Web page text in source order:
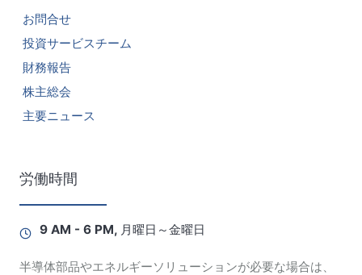
お問合せ
投資サービスチーム
財務報告
株主総会
主要ニュース
労働時間
9 AM - 6 PM, 月曜日～金曜日
半導体部品やエネルギーソリューションが必要な場合は、